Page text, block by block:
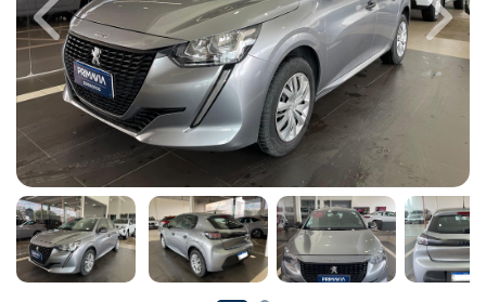
Previous Next